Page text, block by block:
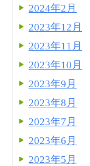
2024年2月
2023年12月
2023年11月
2023年10月
2023年9月
2023年8月
2023年7月
2023年6月
2023年5月